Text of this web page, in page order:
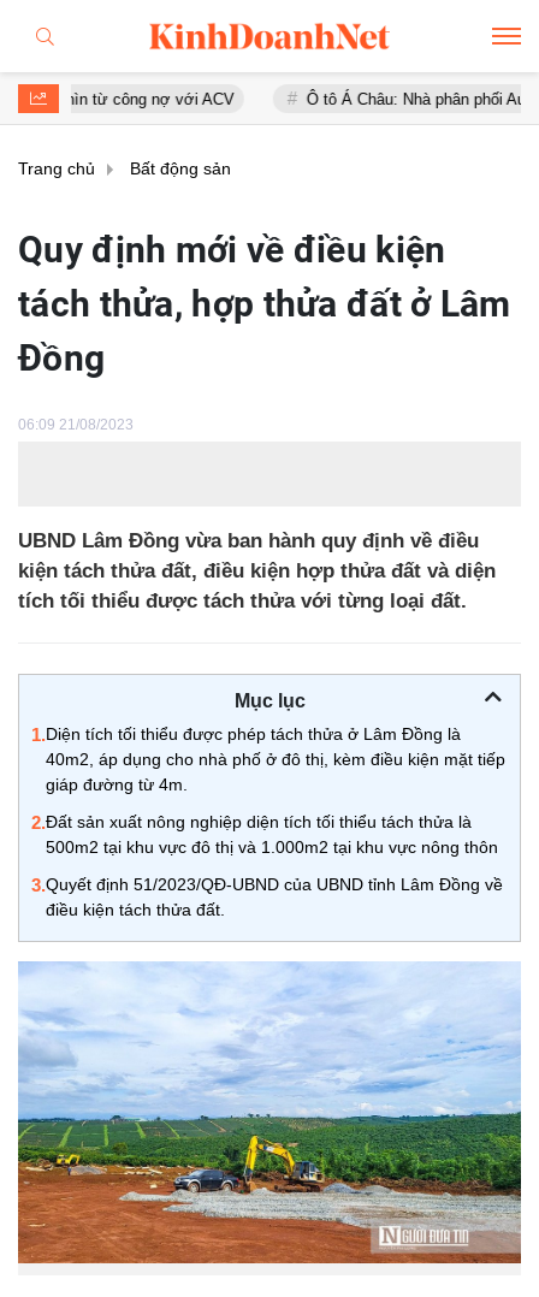
công nợ với ACV Ô tô Á Châu: Nhà phân phối Audi tại Việt
Trang chủ Bất động sản
Quy định mới về điều kiện
tách thửa, hợp thửa đất ở Lâm
Đồng
06:09 21/08/2023
UBND Lâm Đồng vừa ban hành quy định về điều
kiện tách thửa đất, điều kiện hợp thửa đất và diện
tích tối thiểu được tách thửa với từng loại đất.
Mục lục
1.Diện tích tối thiểu được phép tách thửa ở Lâm Đồng là
40m2, áp dụng cho nhà phố ở đô thị, kèm điều kiện mặt tiếp
giáp đường từ 4m.
2.Đất sản xuất nông nghiệp diện tích tối thiểu tách thửa là
500m2 tại khu vực đô thị và 1.000m2 tại khu vực nông thôn
3.Quyết định 51/2023/QĐ-UBND của UBND tỉnh Lâm Đồng về
điều kiện tách thửa đất.